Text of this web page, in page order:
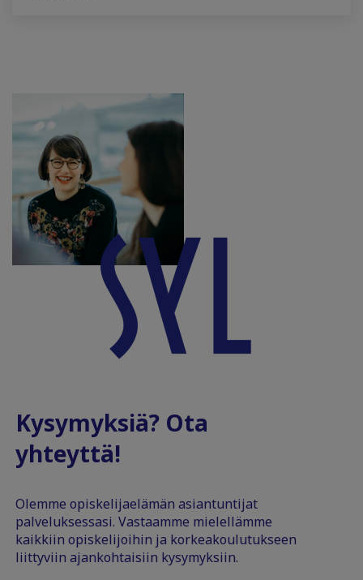
Kysymyksiä? Ota
yhteyttä!
Olemme opiskelijaelämän asiantuntijat
palveluksessasi. Vastaamme mielellämme
kaikkiin opiskelijoihin ja korkeakoulutukseen
liittyviin ajankohtaisiin kysymyksiin.